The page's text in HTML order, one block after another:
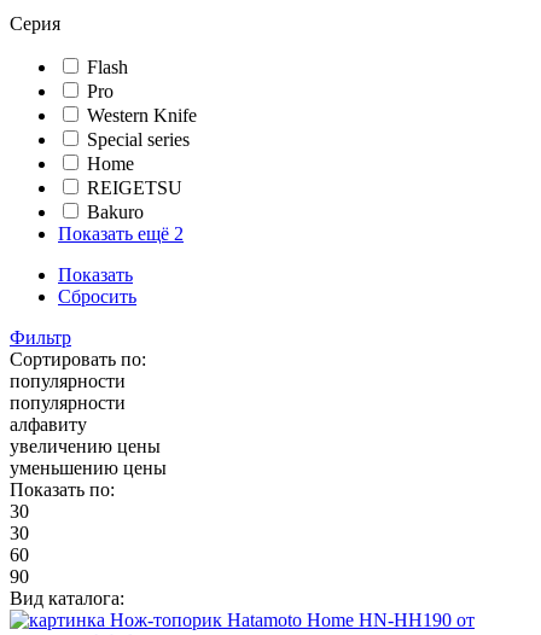
Серия
Flash
Pro
Western Knife
Special series
Home
REIGETSU
Bakuro
Показать ещё 2
Показать
Сбросить
Фильтр
Сортировать по:
популярности
популярности
алфавиту
увеличению цены
уменьшению цены
Показать по:
30
30
60
90
Вид каталога: